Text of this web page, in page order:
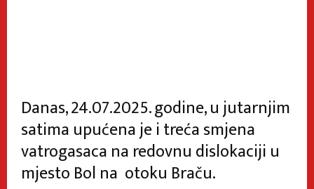
Danas, 24.07.2025. godine, u jutarnjim
satima upućena je i treća smjena
vatrogasaca na redovnu dislokaciji u
mjesto Bol na otoku Braču.